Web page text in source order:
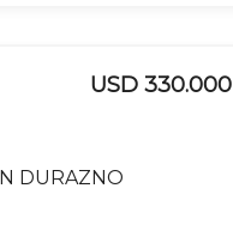
DURAZNO
USD 330.000